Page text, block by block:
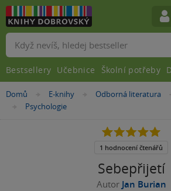
Nacházíte
Domů »E-knihy »
Odborná literatura
»Psychologie
Sebepřijetí
Autor Jan Burian
5.0
5
1 hodnocení čtenářů
Vyhledávání
Bestsellery Učebnice Školní potřeby